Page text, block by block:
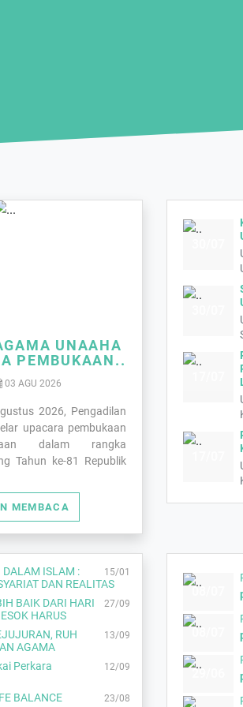
UNAAHA
PEMBUKAAN..
03 AGU 2026
2026, Pengadilan
upacara pembukaan
dalam rangka
Tahun ke-81 Republik
MEMBACA
15/01
ISLAM :
DAN REALITAS
27/09
BAIK DARI HARI
HARUS
13/09
RUH
AGAMA
12/09
Perkara
23/08
BALANCE
08/07
08/07
29/06